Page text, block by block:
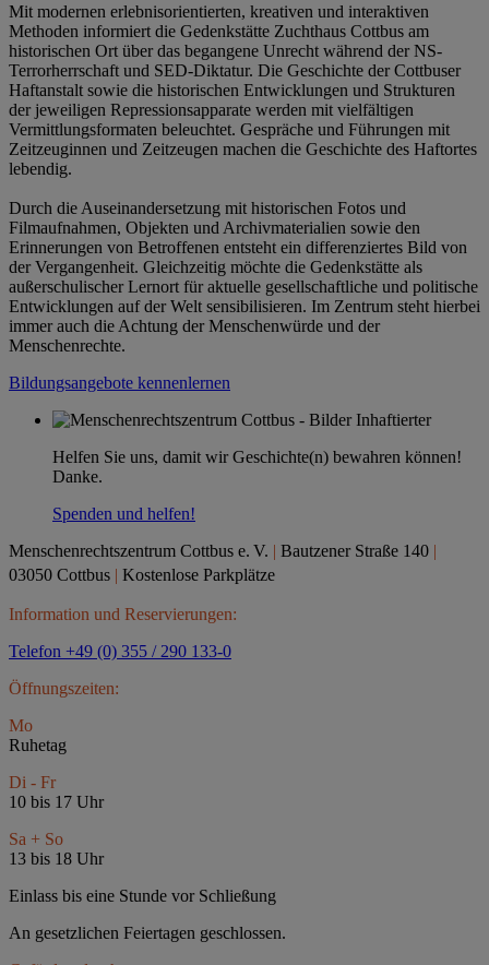
Mit modernen erlebnisorientierten, kreativen und interaktiven
Methoden informiert die Gedenkstätte Zuchthaus Cottbus am
historischen Ort über das begangene Unrecht während der NS-
Terrorherrschaft und SED-Diktatur. Die Geschichte der Cottbuser
Haftanstalt sowie die historischen Entwicklungen und Strukturen
der jeweiligen Repressionsapparate werden mit vielfältigen
Vermittlungsformaten beleuchtet. Gespräche und Führungen mit
Zeitzeuginnen und Zeitzeugen machen die Geschichte des Haftortes
lebendig.
Durch die Auseinandersetzung mit historischen Fotos und
Filmaufnahmen, Objekten und Archivmaterialien sowie den
Erinnerungen von Betroffenen entsteht ein differenziertes Bild von
der Vergangenheit. Gleichzeitig möchte die Gedenkstätte als
außerschulischer Lernort für aktuelle gesellschaftliche und politische
Entwicklungen auf der Welt sensibilisieren. Im Zentrum steht hierbei
immer auch die Achtung der Menschenwürde und der
Menschenrechte.
Bildungsangebote kennenlernen
Helfen Sie uns, damit wir Geschichte(n) bewahren können!
Danke.
Spenden und helfen!
Menschenrechtszentrum Cottbus e. V. | Bautzener Straße 140 |
03050 Cottbus | Kostenlose Parkplätze
Information und Reservierungen:
Telefon +49 (0) 355 / 290 133-0
Öffnungszeiten:
Mo
Ruhetag
Di - Fr
10 bis 17 Uhr
Sa + So
13 bis 18 Uhr
Einlass bis eine Stunde vor Schließung
An gesetzlichen Feiertagen geschlossen.